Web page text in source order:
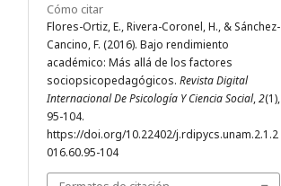
Cómo citar
Flores-Ortiz, E., Rivera-Coronel, H., & Sánchez-
Cancino, F. (2016). Bajo rendimiento
académico: Más allá de los factores
sociopsicopedagógicos. Revista Digital
Internacional De Psicología Y Ciencia Social,2(1),
95-104.
https://doi.org/10.22402/j.rdipycs.unam.2.1.2
016.60.95-104